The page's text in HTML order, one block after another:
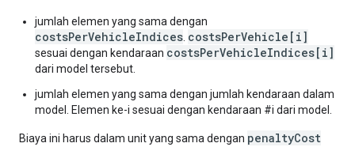
jumlah elemen yang sama dengan
costsPerVehicleIndices costsPerVehicle[i]
sesuai dengan kendaraan costsPerVehicleIndices[i]
dari model tersebut.
jumlah elemen yang sama dengan jumlah kendaraan dalam
model. Elemen ke-i sesuai dengan kendaraan #i dari model.
Biaya ini harus dalam unit yang sama dengan penaltyCost